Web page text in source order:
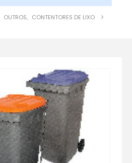
OUTROS, CONTENTORES DE LIXO